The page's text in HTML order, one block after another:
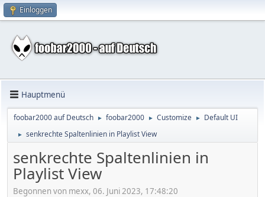
Einloggen
Hauptmenü
foobar2000 auf Deutsch ► foobar2000 ► Customize ► Default UI
► senkrechte Spaltenlinien in Playlist View
senkrechte Spaltenlinien in
Playlist View
Begonnen von mexx, 06. Juni 2023, 17:48:20